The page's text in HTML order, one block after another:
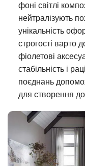
фоні світлі
нейтралізують
унікальність
строгості варто
фіолетові
стабільність і
поєднань
для створення